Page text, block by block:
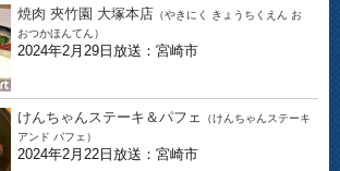
焼肉 夾竹園 大塚本店 （やきにく きょうちくえん お
おつかほんてん）
2024年2月29日放送：宮崎市
けんちゃんステーキ＆パフェ
（けんちゃんステーキ
アンド パフェ）
2024年2月22日放送：宮崎市